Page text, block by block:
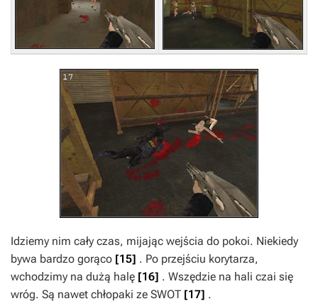
Idziemy nim cały czas, mijając wejścia do pokoi. Niekiedy
bywa bardzo gorąco [15] . Po przejściu korytarza,
wchodzimy na dużą halę [16] . Wszędzie na hali czai się
wróg. Są nawet chłopaki ze SWOT [17] .